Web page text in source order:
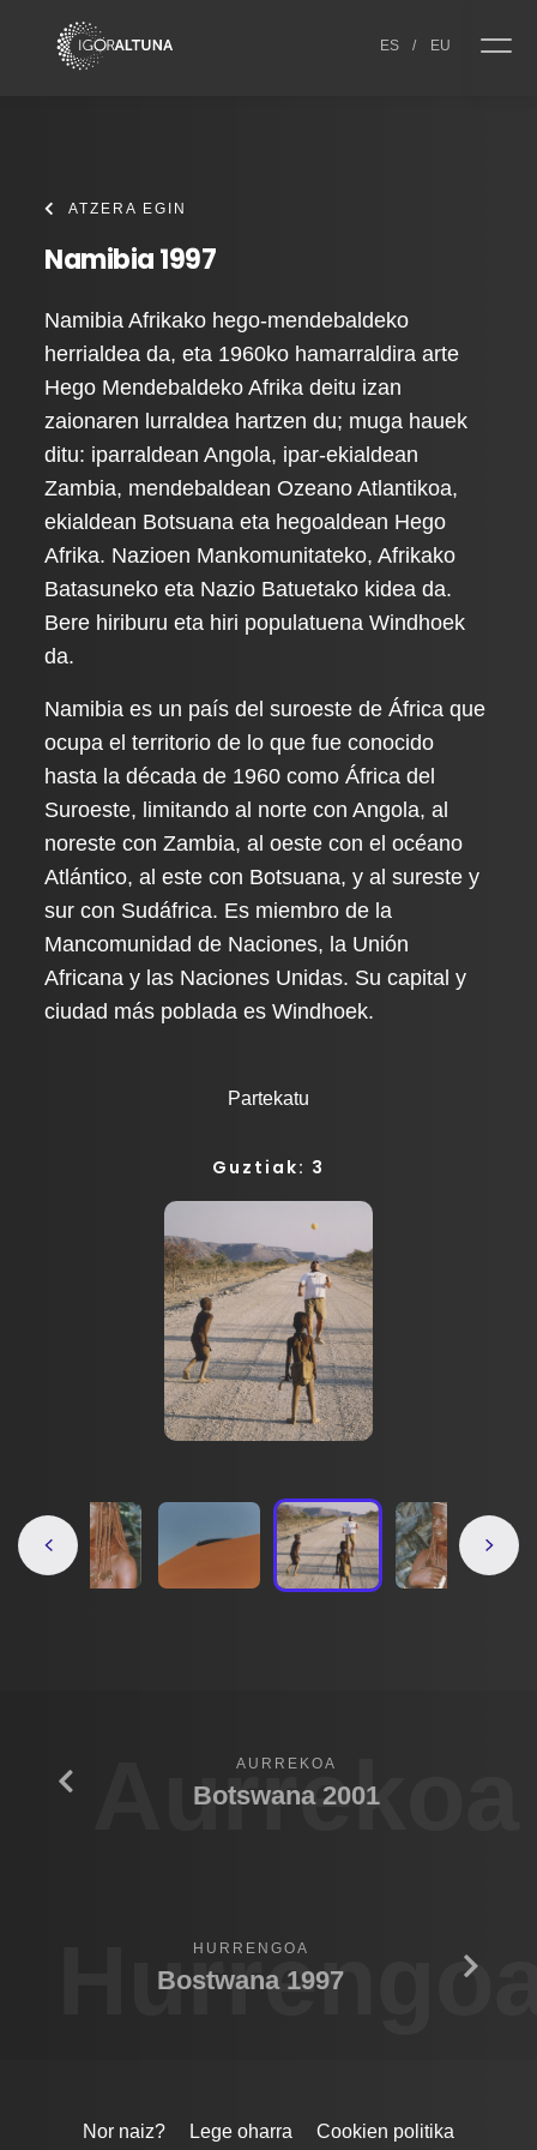
ES / EU
ATZERA EGIN
Namibia 1997
Namibia Afrikako hego-mendebaldeko
herrialdea da, eta 1960ko hamarraldira arte
Hego Mendebaldeko Afrika deitu izan
zaionaren lurraldea hartzen du; muga hauek
ditu: iparraldean Angola, ipar-ekialdean
Zambia, mendebaldean Ozeano Atlantikoa,
ekialdean Botsuana eta hegoaldean Hego
Afrika. Nazioen Mankomunitateko, Afrikako
Batasuneko eta Nazio Batuetako kidea da.
Bere hiriburu eta hiri populatuena Windhoek
da.
Namibia es un país del suroeste de África que
ocupa el territorio de lo que fue conocido
hasta la década de 1960 como África del
Suroeste, limitando al norte con Angola, al
noreste con Zambia, al oeste con el océano
Atlántico, al este con Botsuana, y al sureste y
sur con Sudáfrica. Es miembro de la
Mancomunidad de Naciones, la Unión
Africana y las Naciones Unidas. Su capital y
ciudad más poblada es Windhoek.
Partekatu
Guztiak: 3
Aurrekoa
AURREKOA
Botswana 2001
HURRENGOA
Bostwana 1997
Nor naiz? Lege oharra Cookien politika